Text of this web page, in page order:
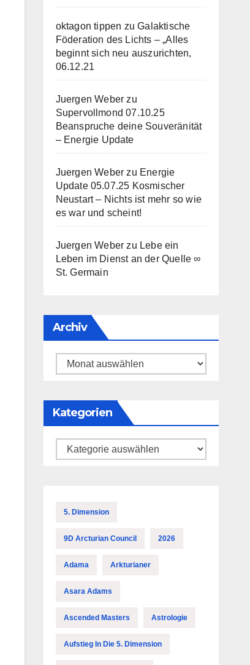
oktagon tippen zuGalaktische
Föderation des Lichts – „Alles
beginnt sich neu auszurichten,
06.12.21
Juergen Weber zu
Supervollmond 07.10.25
Beanspruche deine Souveränität
– Energie Update
Juergen Weber zu Energie
Update 05.07.25 Kosmischer
Neustart – Nichts ist mehr so wie
es war und scheint!
Juergen Weber zu Lebe ein
Leben im Dienst an der Quelle ∞
St. Germain
Archiv
Archiv
Kategorien
Kategorien
5. Dimension
9D Arcturian Council 2026
Adama Arkturianer
Asara Adams
Ascended Masters Astrologie
Aufstieg In Die 5. Dimension